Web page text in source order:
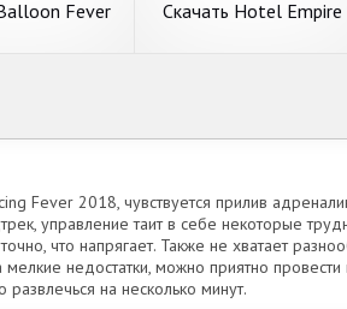
Fever
Balloon
1.
памяти
Скачать Hotel Empire
приключения. Hotel Empire
требования. 1. Размер
свободной памяти
подробнее
Fever 2018, чувствуется прилив
управление таит в себе некоторые
что напрягает. Также не хватает
недостатки, можно приятно провести
развлечься на несколько минут.